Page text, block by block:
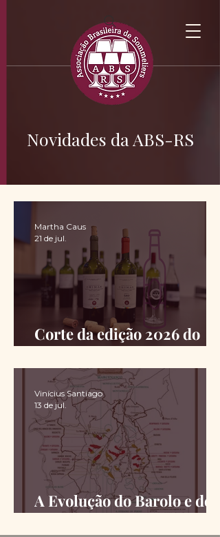
Novidades da ABS-RS
Corte da edição 2026 do
Martha Caus
21 de jul.
A Evolução do Barolo e do
Vinícius Santiago
13 de jul.